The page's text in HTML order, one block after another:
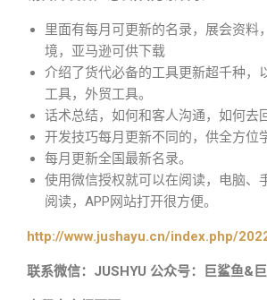
里面有每月可更新的名录，展会资料
境，亚马逊可供下载
介绍了货代必备的工具更新超千种，
工具，外贸工具。
话术总结，如何和客人沟通，如何去
开发技巧每月更新不同的，供全方位
每月更新全国最新名录。
使用微信授权就可以在阅读，电脑、
阅读，APP网站打开很方便。
http://www.jushayu.cn/index.php/
联系微信：JUSHYU 公众号：巨鲨鱼&